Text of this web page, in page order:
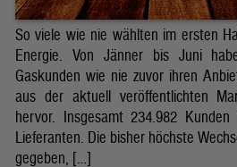
So viele wie nie wählten im ersten
Energie. Von Jänner bis Juni
Gaskunden wie nie zuvor ihren
aus der aktuell veröffentlichten
hervor. Insgesamt 234.982
Lieferanten. Die bisher höchste
gegeben, […]